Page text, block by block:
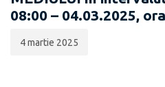
08:00 – 04.03.2025,
4 martie 2025